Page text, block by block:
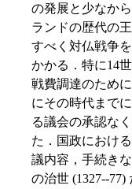
の発展と少なか
ランドの歴代の
すべく対仏戦争
かかる．特に14
戦費調達のため
にその時代まで
る議会の承認な
た．国政におけ
議内容，手続き
の治世 (1327--